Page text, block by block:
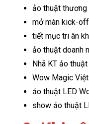
ảo thuật thương
mở màn kick-
tiết mục tri ân
ảo thuật doanh
Nhã KT ảo thuật
Wow Magic
ảo thuật LED
show ảo thuật